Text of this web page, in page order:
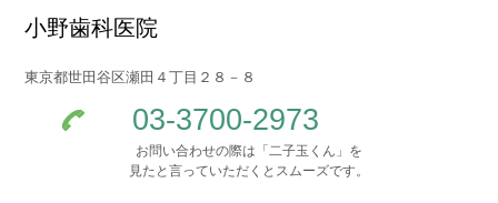
小野歯科医院
東京都世田谷区瀬田４丁目２８－８
03-3700-2973
お問い合わせの際は「二子玉くん」を
見たと言っていただくとスムーズです。